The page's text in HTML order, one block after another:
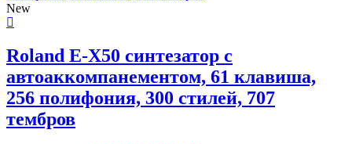
New
Roland E-X50 синтезатор с
автоаккомпанементом, 61 клавиша,
256 полифония, 300 стилей, 707
тембров